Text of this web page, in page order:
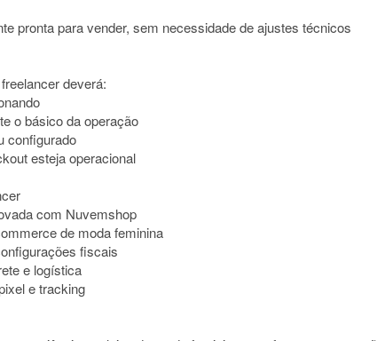
pronta para vender, sem necessidade de ajustes técnicos
deverá:
o básico da operação
configurado
esteja operacional
com Nuvemshop
de moda feminina
fiscais
e logística
e tracking